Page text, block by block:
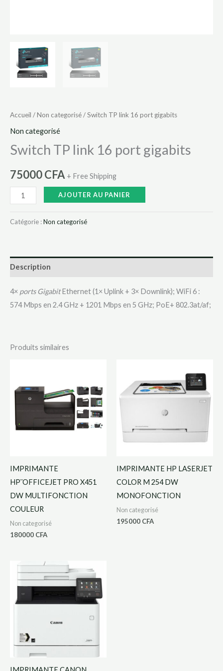
Accueil /Non categorisé/ Switch TP link 16 port gigabits
Non categorisé
Switch TP link 16 port gigabits
75000CFA + Free Shipping
AJOUTER AU PANIER
Catégorie :Non categorisé
Description
4× ports GigabitEthernet (1× Uplink + 3× Downlink); WiFi 6 :
574 Mbps en 2.4 GHz + 1201 Mbps en 5 GHz; PoE+ 802.3at/af;
Produits similaires
IMPRIMANTE
HP¨OFFICEJET PRO X451
DW MULTIFONCTION
COULEUR
Non categorisé
180000 CFA
IMPRIMANTE HP LASERJET
COLOR M 254 DW
MONOFONCTION
Non categorisé
195000 CFA